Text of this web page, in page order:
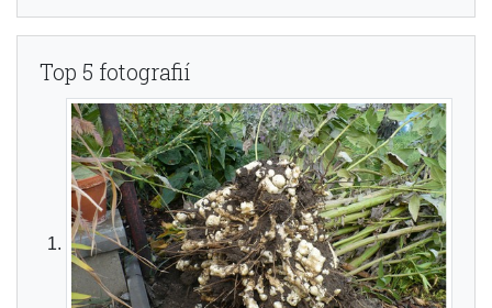
Top 5 fotografií